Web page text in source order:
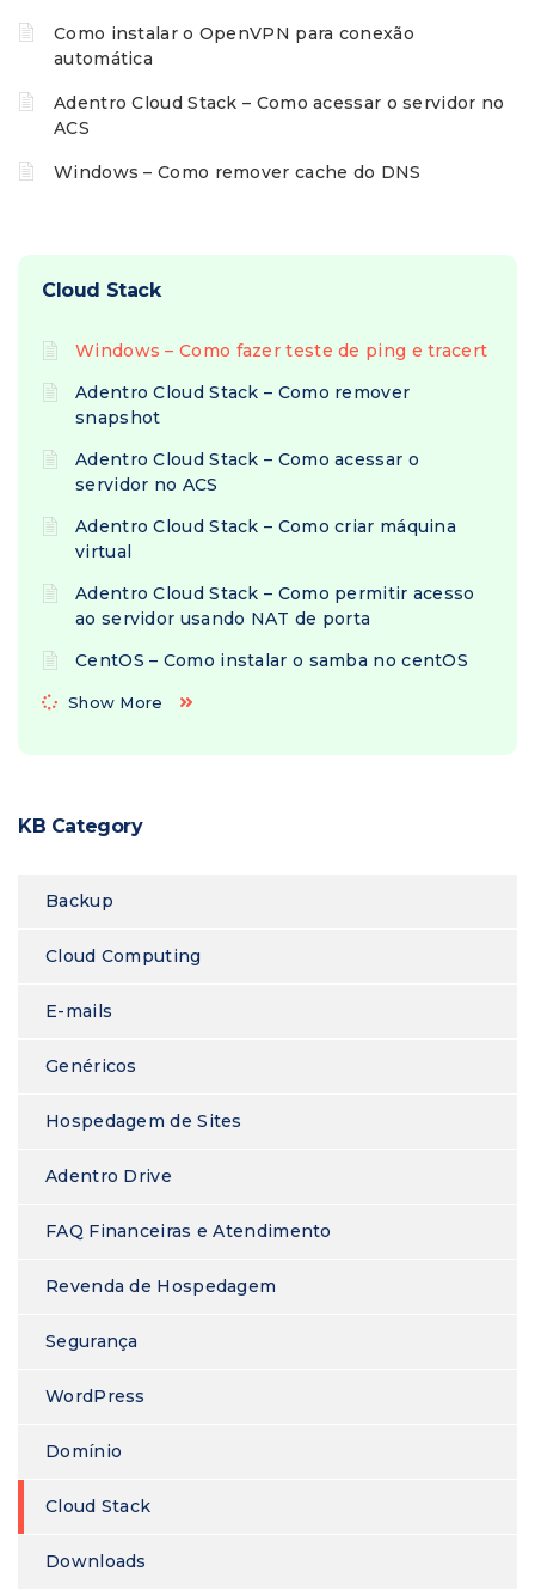
Como instalar o OpenVPN para conexão
automática
Adentro Cloud Stack – Como acessar o servidor no
ACS
Windows – Como remover cache do DNS
Cloud Stack
Windows – Como fazer teste de ping e tracert
Adentro Cloud Stack – Como remover
snapshot
Adentro Cloud Stack – Como acessar o
servidor no ACS
Adentro Cloud Stack – Como criar máquina
virtual
Adentro Cloud Stack – Como permitir acesso
ao servidor usando NAT de porta
CentOS – Como instalar o samba no centOS
Show More
KB Category
Backup
Cloud Computing
E-mails
Genéricos
Hospedagem de Sites
Adentro Drive
FAQ Financeiras e Atendimento
Revenda de Hospedagem
Segurança
WordPress
Domínio
Cloud Stack
Downloads